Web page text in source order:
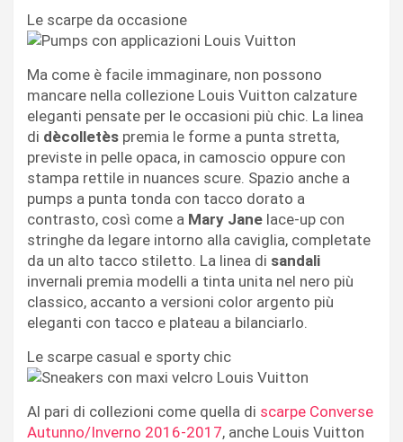
Le scarpe da occasione
Ma come è facile immaginare, non possono
mancare nella collezione Louis Vuitton calzature
eleganti pensate per le occasioni più chic. La linea
di dècolletès premia le forme a punta stretta,
previste in pelle opaca, in camoscio oppure con
stampa rettile in nuances scure. Spazio anche a
pumps a punta tonda con tacco dorato a
contrasto, così come a Mary Jane lace-up con
stringhe da legare intorno alla caviglia, completate
da un alto tacco stiletto. La linea di sandali
invernali premia modelli a tinta unita nel nero più
classico, accanto a versioni color argento più
eleganti con tacco e plateau a bilanciarlo.
Le scarpe casual e sporty chic
Al pari di collezioni come quella di scarpe Converse
Autunno/Inverno 2016-2017, anche Louis Vuitton